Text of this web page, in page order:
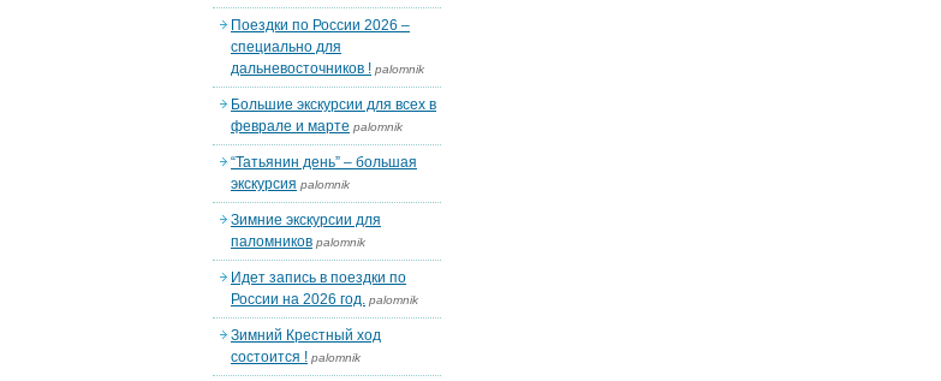
Поездки по России 2026 –
специально для
дальневосточников ! palomnik
Большие экскурсии для всех в
феврале и марте palomnik
“Татьянин день” – большая
экскурсия palomnik
Зимние экскурсии для
паломников palomnik
Идет запись в поездки по
России на 2026 год. palomnik
Зимний Крестный ход
состоится ! palomnik